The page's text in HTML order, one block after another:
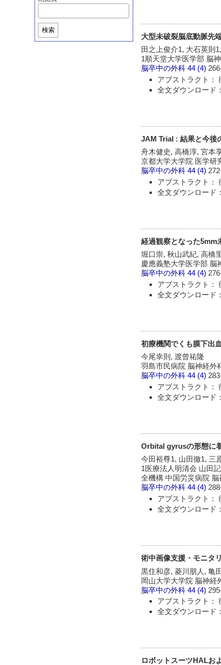
検索
大型未破裂脳底動脈先
田之上俊介1, 大石英則
1順天堂大学医学部 脳
脳卒中の外科 44 (4)
アブストラクト：
全文ダウンロード
JAM Trial : 結果と今後
舟木健史, 高橋淳, 宮本
京都大学大学院 医学研
脳卒中の外科 44 (4)
アブストラクト：
全文ダウンロード
経過観察となった5mm
堀口崇, 秋山武紀, 高橋
慶應義塾大学医学部 脳
脳卒中の外科 44 (4)
アブストラクト：
全文ダウンロード
初療機関でくも膜下出
今尾幸則, 渡曾祐隆
羽島市民病院 脳神経外
脳卒中の外科 44 (4)
アブストラクト：
全文ダウンロード
Orbital gyrusの形態に
今田裕尊1, 山田徹1, 三
1医療法人明清会 山田
全機構 中国労災病院
脳卒中の外科 44 (4)
アブストラクト：
全文ダウンロード
術中画像支援・モニタ
黒住和彦, 菱川朋人, 亀
岡山大学大学院 脳神経
脳卒中の外科 44 (4)
アブストラクト：
全文ダウンロード
ロボットスーツHALお